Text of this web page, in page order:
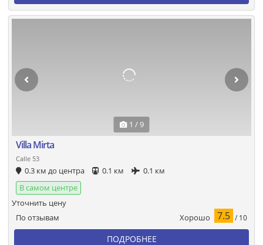
1 / 9
Villa Mirta
Calle 53
0.3 км до центра 0.1 км
0.1 км
В самом центре
По отзывам Хорошо 7.5 / 10
Уточнить цену
ПОДРОБНЕЕ